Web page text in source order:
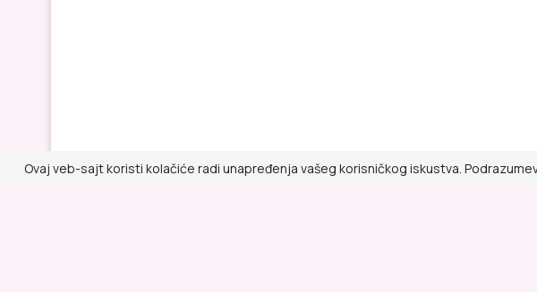
Ovaj veb-sajt koristi kolačiće radi unapređenja vašeg korisničkog iskustva.